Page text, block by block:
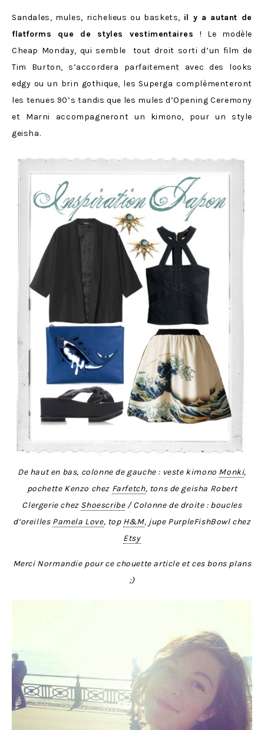
Sandales, mules, richelieus ou baskets, il y a autant de
flatforms que de styles vestimentaires ! Le modèle
Cheap Monday, qui semble tout droit sorti d’un film de
Tim Burton, s’accordera parfaitement avec des looks
edgy ou un brin gothique, les Superga complèmenteront
les tenues 90’s tandis que les mules d’Opening Ceremony
et Marni accompagneront un kimono, pour un style
geisha.
De haut en bas, colonne de gauche : veste kimono Monki,
pochette Kenzo chez Farfetch, tons de geisha Robert
Clergerie chez Shoescribe/ Colonne de droite : boucles
d’oreilles Pamela Love, top H&M, jupe PurpleFishBowl chez
Etsy
Merci Normandie pour ce chouette article et ces bons plans
;)